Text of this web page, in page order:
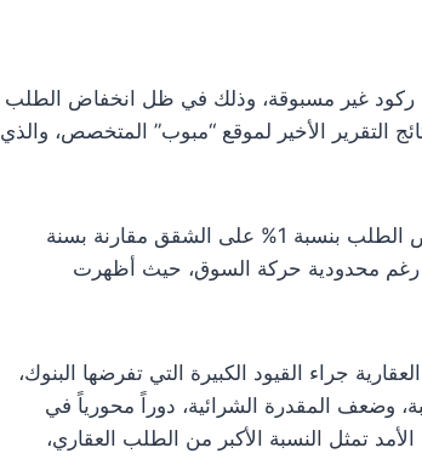
ركود غير مسبوقة، وذلك في ظل انخفاض الطلب
التقرير الأخير لموقع “مبوب” المتخصص، والذي
أشار التقرير إلى تراجع واضح في رغبة التونسيين في شراء العقارات، حيث انخفض الطلب بنسبة 1% على الشقق مقارنة بسنة
ارتفاع الأسعار، رغم محدودية حركة السوق، حيث أظهرت
جراء القيود الكبيرة التي تفرضها البنوك،
وضعف المقدرة الشرائية، دوراً محورياً في
تمثل النسبة الأكبر من الطلب العقاري،